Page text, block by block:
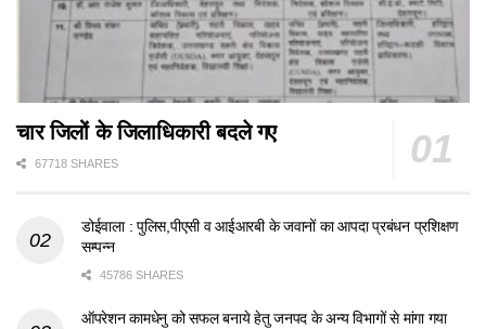
चार जिलों के जिलाधिकारी बदले गए
67718 SHARES
डोईवाला : पुलिस,पीएसी व आईआरबी के जवानों का आपदा प्रबंधन प्रशिक्षण
सम्पन्न
45786 SHARES
ऑपरेशन कामधेनु को सफल बनाये हेतु जनपद के अन्य विभागों से मांगा गया